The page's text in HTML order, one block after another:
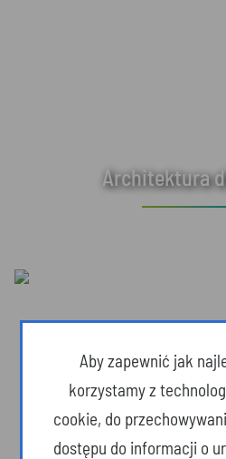
Architektura
Aby zapewnić jak
korzystamy z
cookie, do
dostępu do informacji o